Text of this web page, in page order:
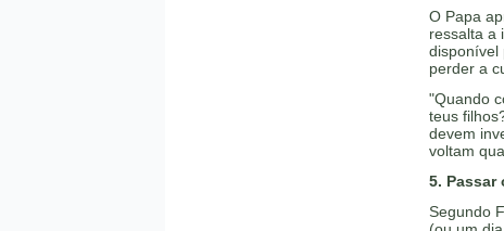
O Papa
ressalta a
disponível
perder a
"Quando
teus
devem
voltam
5. Passar
Segundo